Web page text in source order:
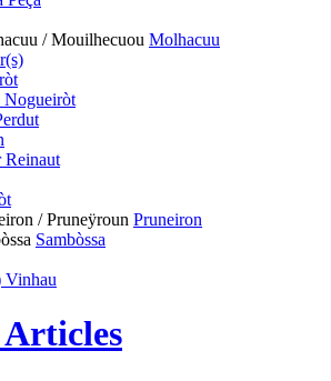
/ Mouilhecuou Molhacuu
Nogueiròt
Reinaut
/ Pruneÿroun Pruneiron
Sambòssa
Vinhau